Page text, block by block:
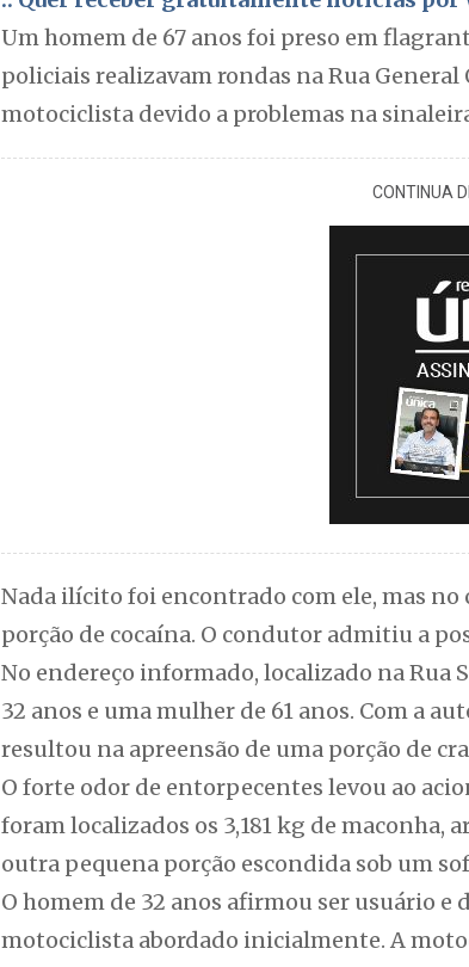
Um homem de 67 anos foi preso em
policiais realizavam rondas na Rua
motociclista devido a problemas na
CONTINUA
Nada ilícito foi encontrado com ele, mas
porção de cocaína. O condutor admitiu a
No endereço informado, localizado na Rua
32 anos e uma mulher de 61 anos. Com a
resultou na apreensão de uma porção de
O forte odor de entorpecentes levou ao
foram localizados os 3,181 kg de maconha,
outra pequena porção escondida sob um
O homem de 32 anos afirmou ser usuário
motociclista abordado inicialmente. A